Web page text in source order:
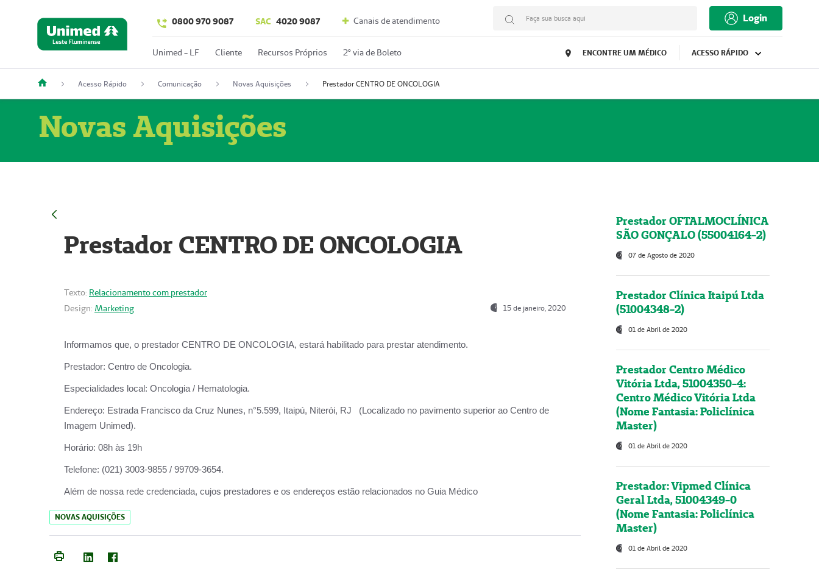
0800 970 9087 SAC 4020 9087 Canais de atendimento Faça sua busca aqui Login
Unimed - LF Cliente Recursos Próprios 2º via de Boleto ENCONTRE UM MÉDICO ACESSO RÁPIDO
Acesso Rápido Comunicação Novas Aquisições Prestador CENTRO DE ONCOLOGIA
Novas Aquisições
Prestador CENTRO DE ONCOLOGIA
Texto: Relacionamento com prestador
Design: Marketing 15 de janeiro, 2020
Informamos que, o prestador CENTRO DE ONCOLOGIA, estará habilitado para prestar atendimento.
Prestador: Centro de Oncologia.
Especialidades local: Oncologia / Hematologia.
Endereço: Estrada Francisco da Cruz Nunes, n°5.599, Itaipú, Niterói, RJ (Localizado no pavimento superior ao Centro de
Imagem Unimed).
Horário: 08h às 19h
Telefone: (021) 3003-9855 / 99709-3654.
Além de nossa rede credenciada, cujos prestadores e os endereços estão relacionados no Guia Médico
NOVAS AQUISIÇÕES
Prestador OFTALMOCLÍNICA
SÃO GONÇALO (55004164-2)
07 de Agosto de 2020
Prestador Clínica Itaipú Ltda
(51004348-2)
01 de Abril de 2020
Prestador Centro Médico
Vitória Ltda, 51004350-4:
Centro Médico Vitória Ltda
(Nome Fantasia: Policlínica
Master)
01 de Abril de 2020
Prestador: Vipmed Clínica
Geral Ltda, 51004349-0
(Nome Fantasia: Policlínica
Master)
01 de Abril de 2020